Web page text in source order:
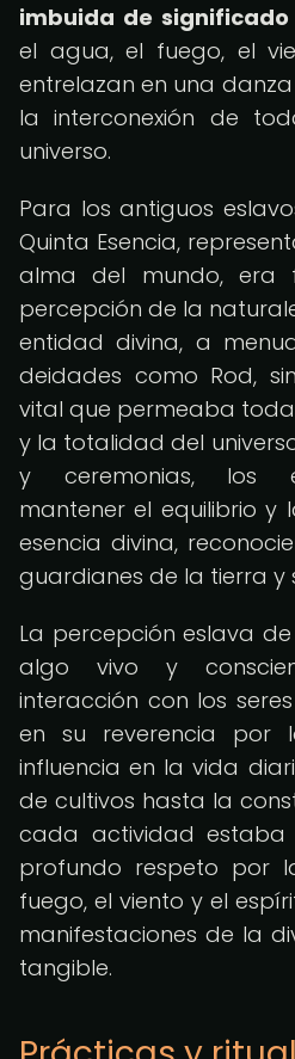
imbuida de significado
el agua, el fuego, el
entrelazan en una
la interconexión de
universo.
Para los antiguos
Quinta Esencia,
alma del mundo, era
percepción de la
entidad divina, a
deidades como Rod,
vital que permeaba
y la totalidad del
y ceremonias, los
mantener el equilibrio y
esencia divina,
guardianes de la tierra y
La percepción eslava
algo vivo y
interacción con los
en su reverencia por
influencia en la vida
de cultivos hasta la
cada actividad
profundo respeto por
fuego, el viento y el
manifestaciones de la
tangible.